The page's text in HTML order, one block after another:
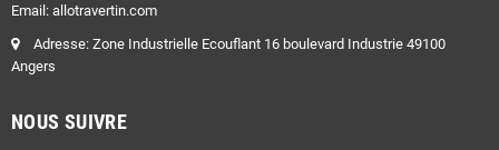
Email: allotravertin.com
Adresse: Zone Industrielle Ecouflant 16 boulevard Industrie 49100
Angers
NOUS SUIVRE